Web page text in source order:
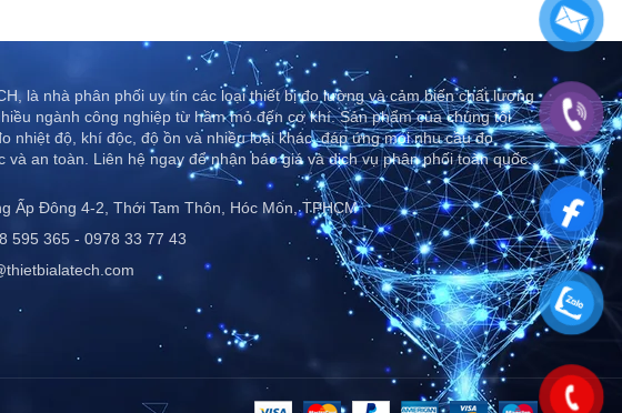
là nhà phân phối uy tín các loại thiết bị đo lường và cảm biến chất lượng
ngành công nghiệp từ hầm mỏ đến cơ khí. Sản phẩm của chúng tôi
nhiệt độ, khí độc, độ ồn và nhiều loại khác, đáp ứng mọi nhu cầu đo
và an toàn. Liên hệ ngay để nhận báo giá và dịch vụ phân phối toàn quốc..
Ấp Đông 4-2, Thới Tam Thôn, Hóc Môn, TPHCM
595 365 - 0978 33 77 43